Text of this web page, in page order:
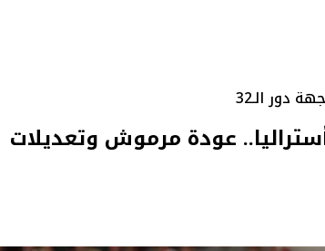
دور الـ32
عودة مرموش وتعديلات